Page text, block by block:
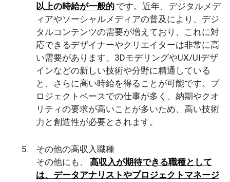
以上の時給が一般的 です。近年、デジタルメデ
ィアやソーシャルメディアの普及により、デジ
タルコンテンツの需要が増えており、これに対
応できるデザイナーやクリエイターは非常に高
い需要があります。3DモデリングやUX/UIデザ
インなどの新しい技術や分野に精通している
と、さらに高い時給を得ることが可能です。プ
ロジェクトベースでの仕事が多く、納期やクオ
リティの要求が高いことが多いため、高い技術
力と創造性が必要とされます。
その他の高収入職種
その他にも、
高収入が期待できる職種として
は、データアナリストやプロジェクトマネージ